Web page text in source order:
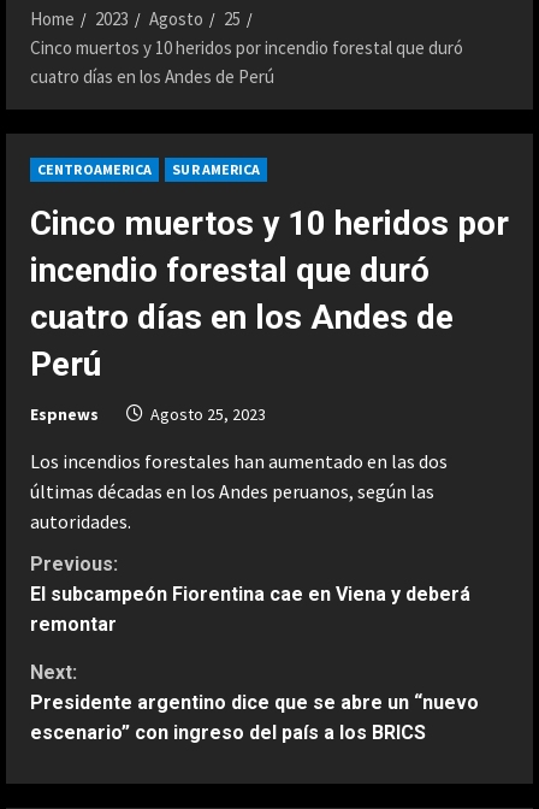
Home 2023 Agosto
25
Cinco muertos y 10 heridos por incendio forestal que duró
cuatro días en los Andes de Perú
CENTROAMERICA SUR AMERICA
Cinco muertos y 10 heridos por
incendio forestal que duró
cuatro días en los Andes de
Perú
Espnews Agosto 25, 2023
Los incendios forestales han aumentado en las dos
últimas décadas en los Andes peruanos, según las
autoridades.
C
o
n
t
i
Previous:
El subcampeón Fiorentina cae en Viena y deberá
remontar
Next:
Presidente argentino dice que se abre un “nuevo
escenario” con ingreso del país a los BRICS